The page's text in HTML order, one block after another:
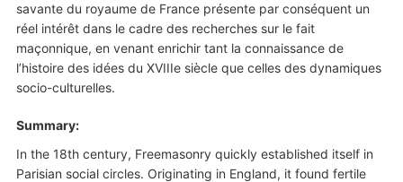
savante du royaume de France présente par conséquent un
réel intérêt dans le cadre des recherches sur le fait
maçonnique, en venant enrichir tant la connaissance de
l’histoire des idées du XVIIIe siècle que celles des dynamiques
socio-culturelles.
Summary:
In the 18th century, Freemasonry quickly established itself in
Parisian social circles. Originating in England, it found fertile